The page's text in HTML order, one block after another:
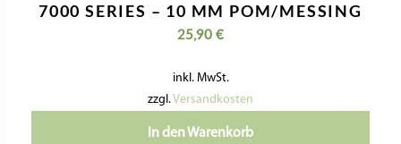
7000 SERIES – 10 MM POM/MESSING
25,90 €
inkl. MwSt.
zzgl.Versandkosten
In den Warenkorb